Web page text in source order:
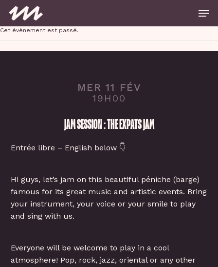
main
content
Cet évènement est passé.
MER 11 FÉV
19H00
JAM SESSION : THE EXPATS JAM
Entrée libre – English below 👇
Hi guys, let’s jam on this beautiful péniche (barge)
famous for its great music and artistic events. Bring
your instrument, your voice or your smile to play
and sing with us.
Everyone will be welcome to play in a cool
atmosphere! Pop, rock, jazz, oriental or any other
Close